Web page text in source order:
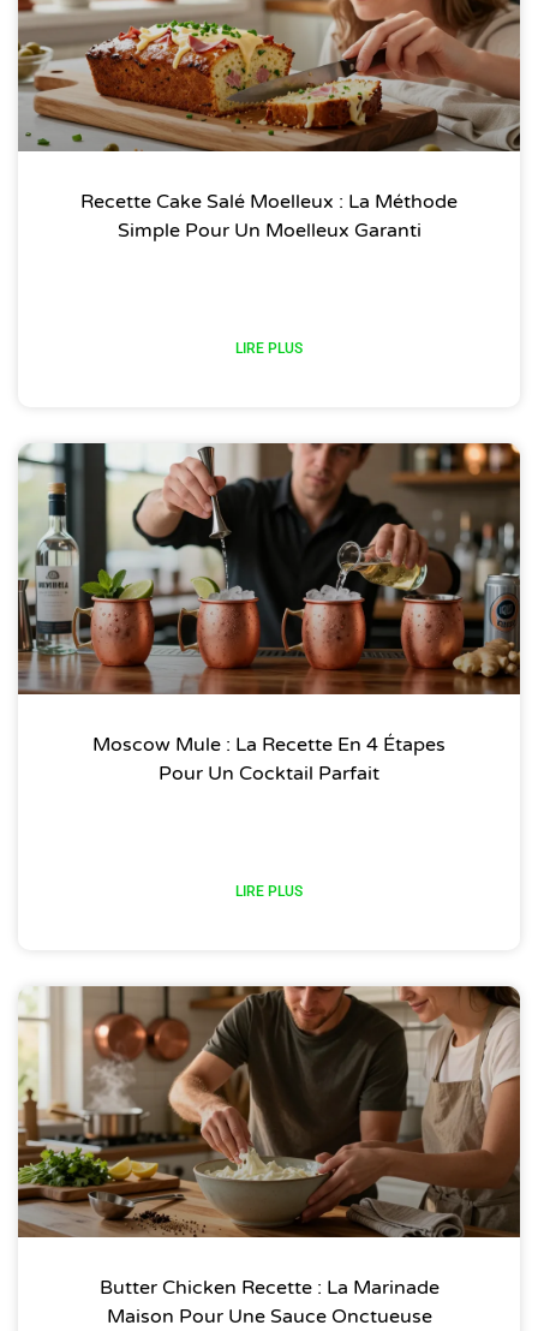
Recette Cake Salé Moelleux : La Méthode
Simple Pour Un Moelleux Garanti
LIRE PLUS
Moscow Mule : La Recette En 4 Étapes
Pour Un Cocktail Parfait
LIRE PLUS
Butter Chicken Recette : La Marinade
Maison Pour Une Sauce Onctueuse